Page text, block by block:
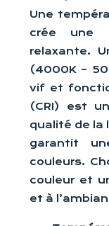
Une
crée une
relaxante.
(4000K –
vif et
(CRI) est
qualité de la
garantit
couleurs.
couleur et
et à